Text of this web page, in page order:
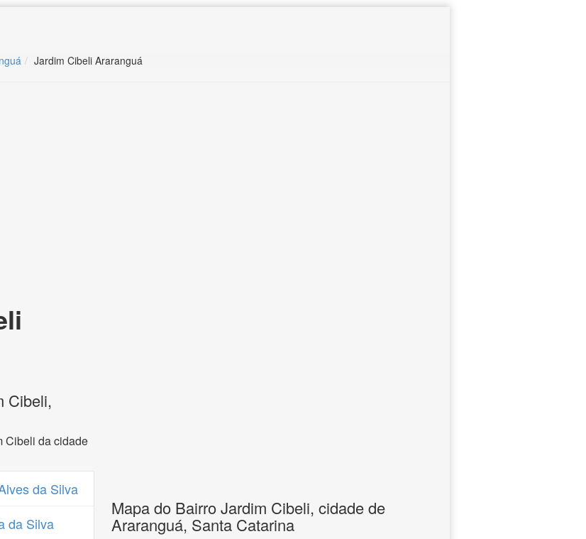
Jardim Cibeli Araranguá
Cibeli,
Cibeli da cidade
da Silva
da Silva
Mapa do Bairro Jardim Cibeli, cidade de
Araranguá, Santa Catarina